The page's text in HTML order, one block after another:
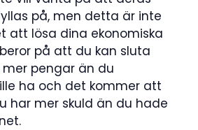
på, men detta är inte
att lösa dina ekonomiska
på att du kan sluta
pengar än du
ha och det kommer att
har mer skuld än du hade